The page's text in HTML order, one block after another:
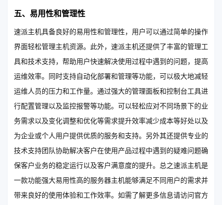
五、易用性和管理性
速派主机具备良好的易用性和管理性，用户可以通过简单的操作
界面轻松管理主机资源。此外，速派主机还提供了丰富的管理工
具和技术支持，帮助用户快速解决使用过程中遇到的问题，提高
运维效率。同时支持自动化部署和管理等功能，可以极大地减轻
运维人员的压力和工作量。通过强大的管理面板和控制台工具进
行配置管理以及监控报警等功能。可以轻松应对不同场景下的业
务需求以及变化调整和优化等需求提升效率减少成本等好处以及
为企业或个人用户提供优质的服务和支持。另外其还提供专业的
技术支持团队协助解决客户在使用产品过程中遇到的疑难问题确
保客户业务的稳定运行以及客户满意度的提升。总之速派主机是
一款功能强大易用性高的服务器主机能够满足不同用户的需求并
带来良好的使用体验和工作效率。如需了解更多信息请访问官方